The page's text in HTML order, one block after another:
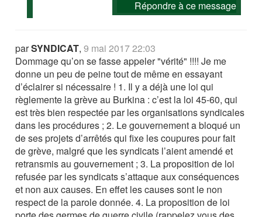
Répondre à ce message
parSYNDICAT,9 mai 2017 22:03
Dommage qu’on se fasse appeler "vérité" !!!! Je me
donne un peu de peine tout de même en essayant
d’éclairer si nécessaire ! 1. Il y a déjà une loi qui
règlemente la grève au Burkina : c’est la loi 45-60, qui
est très bien respectée par les organisations syndicales
dans les procédures ; 2. Le gouvernement a bloqué un
de ses projets d’arrêtés qui fixe les coupures pour fait
de grève, malgré que les syndicats l’aient amendé et
retransmis au gouvernement ; 3. La proposition de loi
refusée par les syndicats s’attaque aux conséquences
et non aux causes. En effet les causes sont le non
respect de la parole donnée. 4. La proposition de loi